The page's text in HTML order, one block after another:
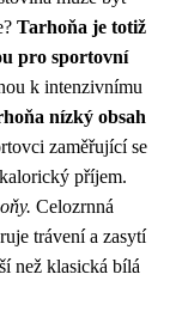
Tarhoňa je totiž
pro sportovní
k intenzivnímu
nízký obsah
zaměřující se
příjem.
Celozrnná
trávení a zasytí
než klasická bílá